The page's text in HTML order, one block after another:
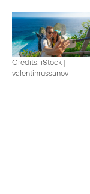
Credits: iStock |
valentinrussanov